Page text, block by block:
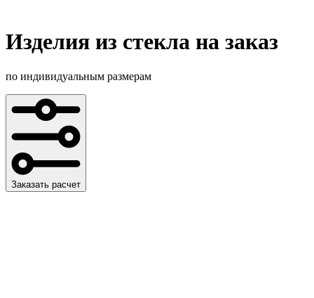
Изделия из стекла на заказ
по индивидуальным размерам
Заказать расчет